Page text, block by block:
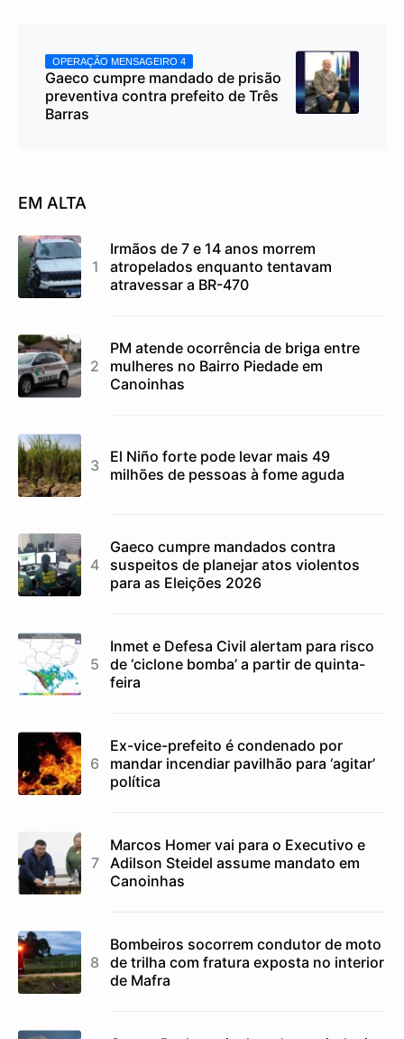
OPERAÇÃO MENSAGEIRO 4
Gaeco cumpre mandado de prisão
preventiva contra prefeito de Três
Barras
EM ALTA
Irmãos de 7 e 14 anos morrem
atropelados enquanto tentavam
atravessar a BR-470
PM atende ocorrência de briga entre
mulheres no Bairro Piedade em
Canoinhas
El Niño forte pode levar mais 49
milhões de pessoas à fome aguda
Gaeco cumpre mandados contra
suspeitos de planejar atos violentos
para as Eleições 2026
Inmet e Defesa Civil alertam para risco
de ‘ciclone bomba’ a partir de quinta-
feira
Ex-vice-prefeito é condenado por
mandar incendiar pavilhão para ‘agitar’
política
Marcos Homer vai para o Executivo e
Adilson Steidel assume mandato em
Canoinhas
Bombeiros socorrem condutor de moto
de trilha com fratura exposta no interior
de Mafra